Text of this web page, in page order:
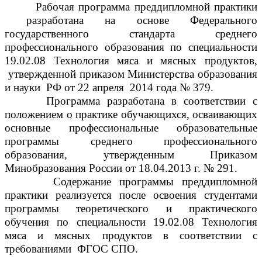
Рабочая программа преддипломной практики
разработана на основе Федерального
государственного стандарта среднего
профессионального образования по специальности
19.02.08 Технология мяса и мясных продуктов,
утвержденной приказом Министерства образования
и науки РФ от 22 апреля 2014 года № 379.
Программа разработана в соответствии с
положением о практике обучающихся, осваивающих
основные профессиональные образовательные
программы среднего профессионального
образования, утвержденным Приказом
Минобразования России от 18.04.2013 г. № 291.
Содержание программы преддипломной
практики реализуется после освоения студентами
программы теоретического и практического
обучения по специальности 19.02.08 Технология
мяса и мясных продуктов в соответствии с
требованиями ФГОС СПО.